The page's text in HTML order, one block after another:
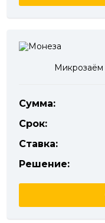
Микрозаём
Сумма:
Срок:
Ставка:
Решение: